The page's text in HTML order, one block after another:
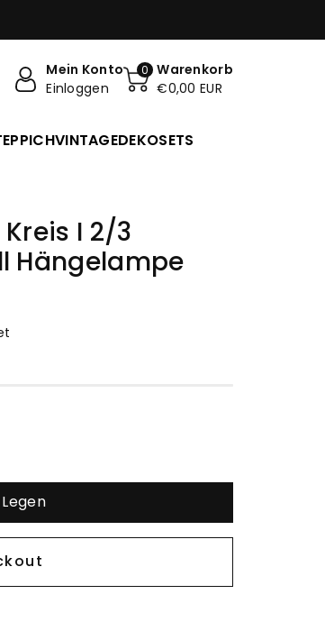
Mein Konto
Einloggen
0
Warenkorb
€0,00 EUR
VINTAGEDEKOSETS
I 2/3
Hängelampe